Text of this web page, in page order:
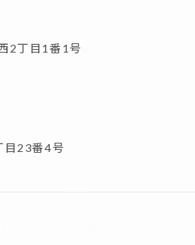
2丁目1番1号
目23番4号